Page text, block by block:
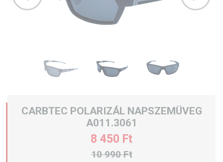
CARBTEC POLARIZÁL NAPSZEMÜVEG
A011.3061
10 990 Ft
8 450 Ft